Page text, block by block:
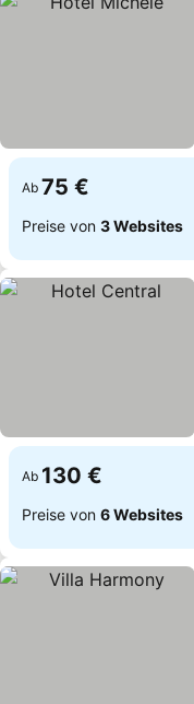
Ab 75 €
Preise von 3 Websites
Ab 130 €
Preise von 6 Websites